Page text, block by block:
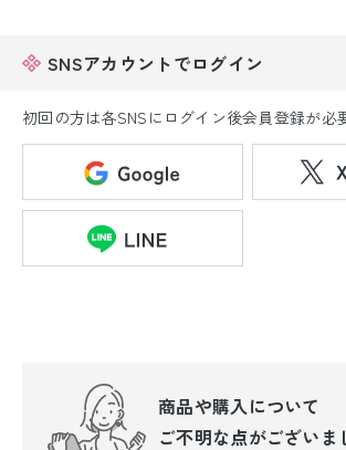
SNSアカウントでログイン
初回の方は各SNSにログイン後会員登録が必
商品や購入について
ご不明な点がございま